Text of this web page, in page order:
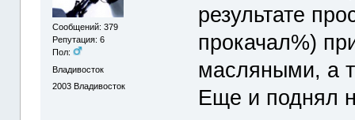
Сообщений: 379
Репутация: 6
Пол:
Владивосток
2003 Владивосток
результате
прокачал%)
масляными, а
Еще и поднял